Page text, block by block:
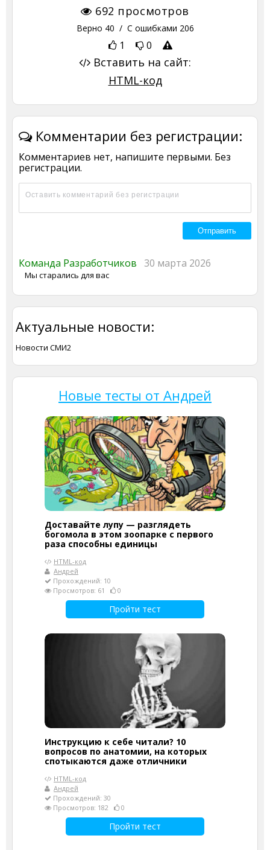
692 просмотров
Верно 40 / С ошибками 206
1 0
Вставить на сайт:
HTML-код
Комментарии без регистрации:
Комментариев нет, напишите первыми. Без
регистрации.
Команда Разработчиков 30 марта 2026
Мы старались для вас
Актуальные новости:
Новости СМИ2
Новые тесты от Андрей
Доставайте лупу — разглядеть
богомола в этом зоопарке с первого
раза способны единицы
HTML-код
Андрей
Прохождений: 10
Просмотров: 61
0
Пройти тест
Инструкцию к себе читали? 10
вопросов по анатомии, на которых
спотыкаются даже отличники
HTML-код
Андрей
Прохождений: 30
Просмотров: 182
0
Пройти тест